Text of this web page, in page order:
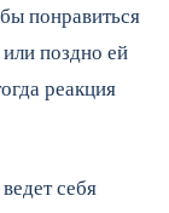
понравиться
поздно ей
реакция
себя